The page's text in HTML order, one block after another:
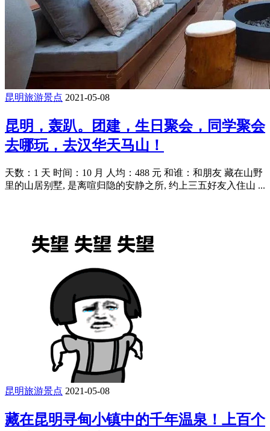
昆明旅游景点 2021-05-08
昆明，轰趴。团建，生日聚会，同学聚会
去哪玩，去汉华天马山！
天数：1 天 时间：10 月 人均：488 元 和谁：和朋友 藏在山野
里的山居别墅, 是离喧归隐的安静之所, 约上三五好友入住山 ...
昆明旅游景点 2021-05-08
藏在昆明寻甸小镇中的千年温泉！上百个